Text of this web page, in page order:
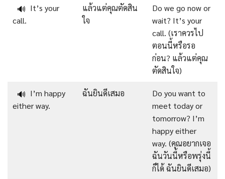
🔊 It’s your
call.
แล้วแต่คุณตัดสิน
ใจ
Do we go now or
wait? It’s your
call. (เราควรไป
ตอนนี้หรือรอ
ก่อน? แล้วแต่คุณ
ตัดสินใจ)
🔊 I’m happy
either way.
ฉันยินดีเสมอ
Do you want to
meet today or
tomorrow? I’m
happy either
way. (คุณอยากเจอ
ฉันวันนี้หรือพรุ่งนี้
ก็ได้ ฉันยินดีเสมอ)